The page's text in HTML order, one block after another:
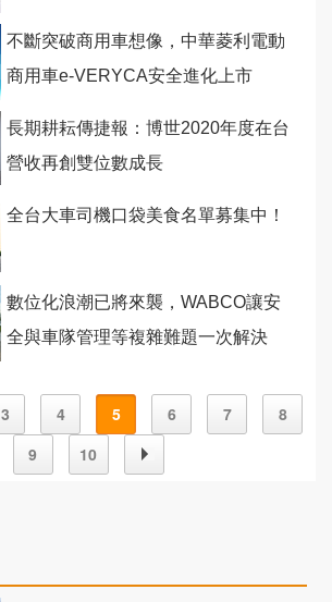
不斷突破商用車想像，中華菱利電動
商用車e-VERYCA安全進化上市
長期耕耘傳捷報：博世2020年度在台
營收再創雙位數成長
全台大車司機口袋美食名單募集中！
數位化浪潮已將來襲，WABCO讓安
全與車隊管理等複雜難題一次解決
3 4 5 6 7
8
9
10